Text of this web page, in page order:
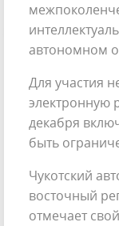
автономном
Для участия
электронную
декабря
быть
Чукотский
восточный
отмечает